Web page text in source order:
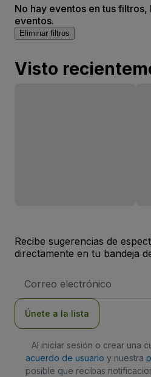
No hay eventos en tus
eventos.
Eliminar filtros
Visto
Recibe sugerencias de
directamente en tu bandeja
de
Únete a la lista
Al iniciar sesión o crear una
acuerdo de usuario y nuestra
posible que recibas